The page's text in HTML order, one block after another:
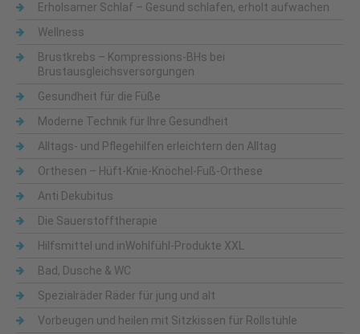
Erholsamer Schlaf – Gesund schlafen, erholt aufwachen
Wellness
Brustkrebs – Kompressions-BHs bei
Brustausgleichsversorgungen
Gesundheit für die Füße
Moderne Technik für Ihre Gesundheit
Alltags- und Pflegehilfen erleichtern den Alltag
Orthesen – Hüft-Knie-Knöchel-Fuß-Orthese
Anti Dekubitus
Die Sauerstofftherapie
Hilfsmittel und inWohlfühl-Produkte XXL
Bad, Dusche & WC
Spezialräder Räder für jung und alt
Vorbeugen und heilen mit Sitzkissen für Rollstühle